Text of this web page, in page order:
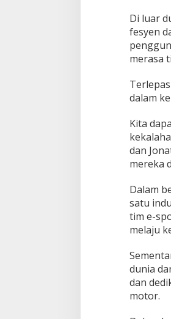
Di luar
fesyen
merasa
dalam
Kita
dan
mereka
Dalam
satu
tim e-
melaju
dunia
dan
motor.